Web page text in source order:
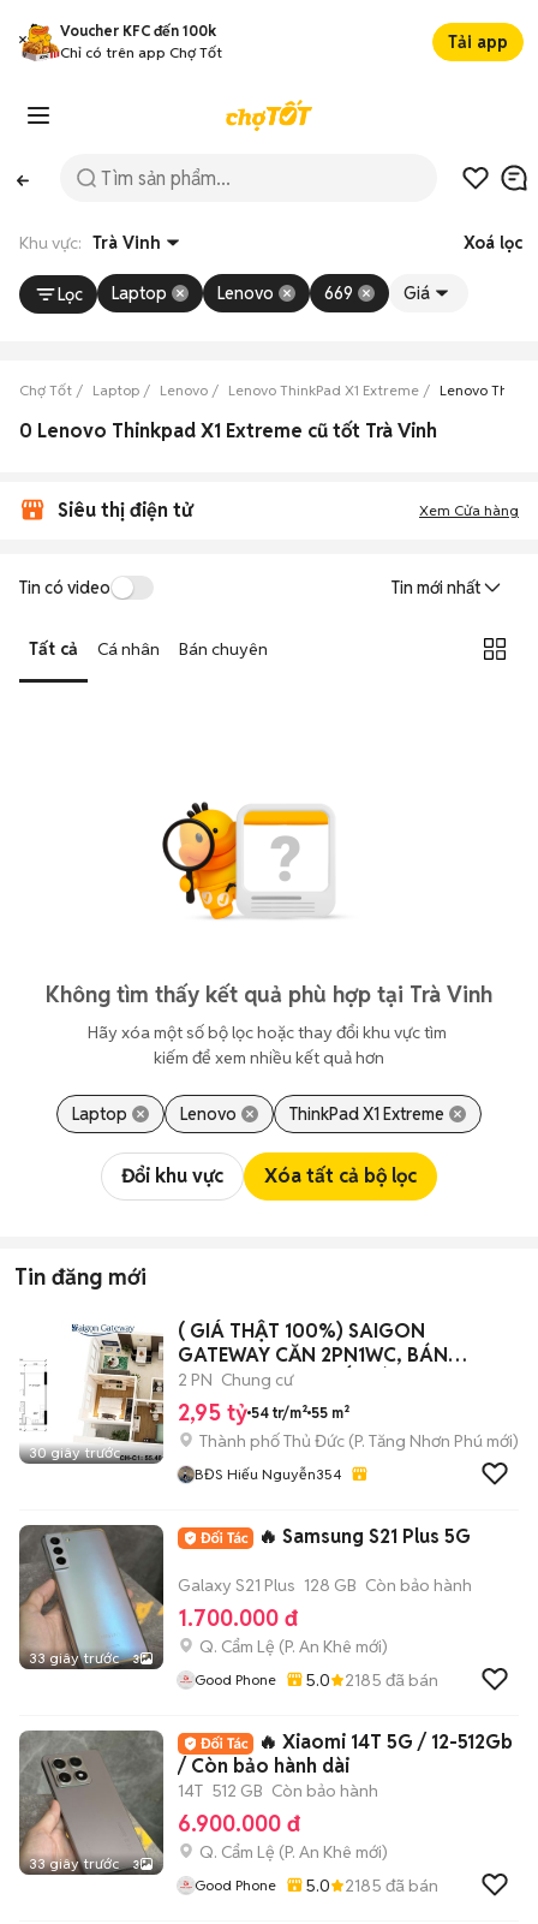
Voucher KFC đến 100k
Chỉ có trên app Chợ Tốt
Tải app
Khu vực: Trà Vinh Xoá lọc
Lọc Laptop Lenovo 669 Giá
Chợ Tốt Laptop Lenovo Lenovo ThinkPad X1 Extreme Lenovo
0 Lenovo Thinkpad X1 Extreme cũ tốt Trà Vinh
Siêu thị điện tử Xem Cửa hàng
Tin có video Tin mới nhất
Tất cả Cá nhân Bán chuyên
Không tìm thấy kết quả phù hợp tại Trà Vinh
Hãy xóa một số bộ lọc hoặc thay đổi khu vực tìm
kiếm để xem nhiều kết quả hơn
Laptop Lenovo ThinkPad X1 Extreme
Đổi khu vực Xóa tất cả bộ lọc
Tin đăng mới
30 giây trước
( GIÁ THẬT 100%) SAIGON
GATEWAY CĂN 2PN1WC, BÁN
2TY950 BAO THUẾ PHÍ
2 PN Chung cư
2,95 tỷ 54 tr/m² 55 m²
Thành phố Thủ Đức (P. Tăng Nhơn Phú mới)
BĐS Hiếu Nguyễn354
33 giây trước 3
🔥 Samsung S21 Plus 5G
Galaxy S21 Plus 128 GB Còn bảo hành
1.700.000 đ
Q. Cẩm Lệ (P. An Khê mới)
Good Phone 5.0 2185 đã bán
33 giây trước 3
🔥 Xiaomi 14T 5G / 12-512Gb
/ Còn bảo hành dài
14T 512 GB Còn bảo hành
6.900.000 đ
Q. Cẩm Lệ (P. An Khê mới)
Good Phone 5.0 2185 đã bán